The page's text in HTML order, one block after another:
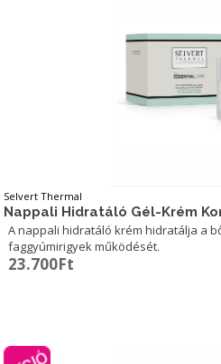
Selvert Thermal
Nappali Hidratáló Gél-Krém
A nappali hidratáló krém hidratálja a
faggyúmirigyek működését.
23.700Ft